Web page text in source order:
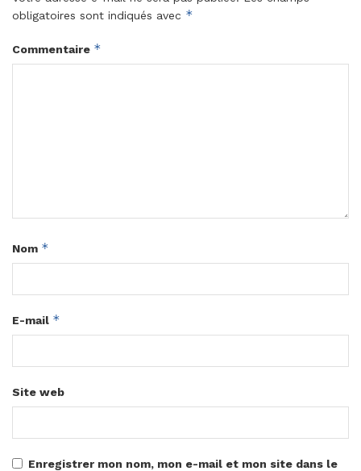
obligatoires sont indiqués avec *
Commentaire *
Nom *
E-mail *
Site web
Enregistrer mon nom, mon e-mail et mon site dans le